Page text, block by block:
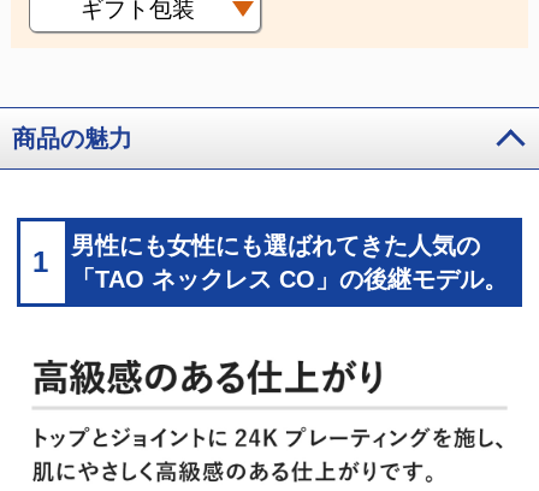
ギフト包装
商品の魅力
1
男性にも女性にも選ばれてきた人気の
「TAO ネックレス CO」の後継モデル。